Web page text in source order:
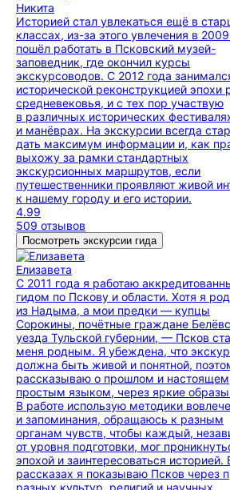
Никита
Историей стал увлекаться ещё в
классах, из-за этого увлечения в
пошёл работать в Псковский музей-
заповедник, где окончил курсы
экскурсоводов. С 2012 года
исторической реконструкцией эпохи
средневековья, и с тех пор участвую
в различных исторических
и манёврах. На экскурсии всегда
дать максимум информации и, как
выхожу за рамки стандартных
экскурсионных маршрутов, если
путешественники проявляют живой
к нашему городу и его истории.
4.99
509 отзывов
Посмотреть экскурсии гида
Елизавета
С 2011 года я работаю
гидом по Пскову и области. Хотя я
из Надыма, а мои предки — купцы
Сорокины, почётные граждане
уезда Тульской губернии, — Псков
меня родным. Я убеждена, что
должна быть живой и понятной,
рассказываю о прошлом и настоящем
простым языком, через яркие
В работе использую методики
и запоминания, обращаюсь к разным
органам чувств, чтобы каждый,
от уровня подготовки, мог
эпохой и заинтересоваться историей.
рассказах я показываю Псков через
разных культур, религий и научных